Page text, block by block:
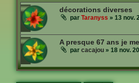
décorations diverses
par Taranyss » 13 nov.
A presque 67 ans je
par cacajou » 18 nov.